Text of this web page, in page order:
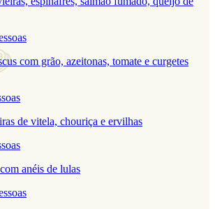
com grão, azeitonas, tomate e curgetes
de vitela, chouriça e ervilhas
anéis de lulas